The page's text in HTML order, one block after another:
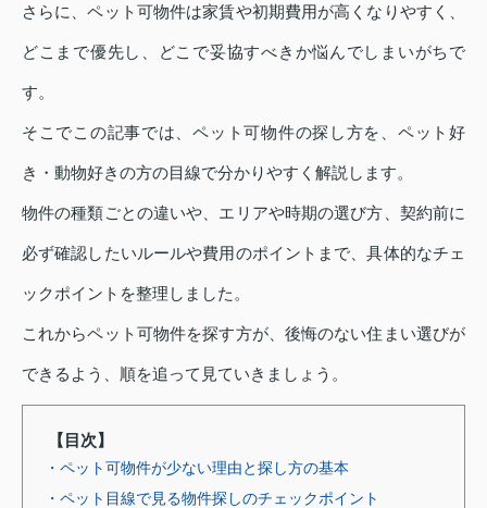
さらに、ペット可物件は家賃や初期費用が高くなりやすく、
どこまで優先し、どこで妥協すべきか悩んでしまいがちで
す。
そこでこの記事では、ペット可物件の探し方を、ペット好
き・動物好きの方の目線で分かりやすく解説します。
物件の種類ごとの違いや、エリアや時期の選び方、契約前に
必ず確認したいルールや費用のポイントまで、具体的なチェ
ックポイントを整理しました。
これからペット可物件を探す方が、後悔のない住まい選びが
できるよう、順を追って見ていきましょう。
【目次】
・ペット可物件が少ない理由と探し方の基本
・ペット目線で見る物件探しのチェックポイント